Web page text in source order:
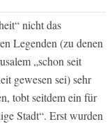
nicht das
Legenden (zu denen
„schon seit
gewesen sei) sehr
tobt seitdem ein für
Stadt“. Erst wurden